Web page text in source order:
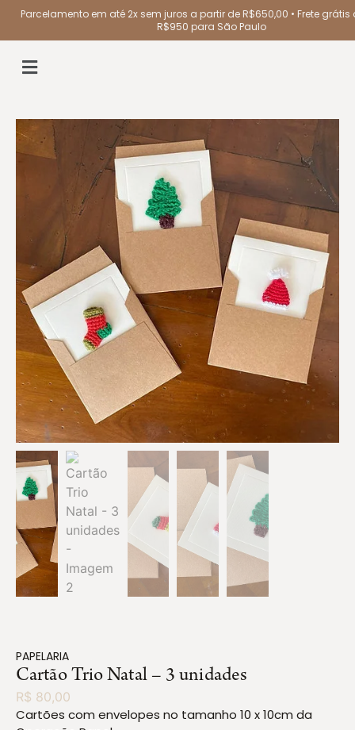
Parcelamento em até 2x sem juros a partir de R$650,00 • Frete grátis
R$950 para São Paulo
PAPELARIA
Cartão Trio Natal – 3 unidades
R$ 80,00
Cartões com envelopes no tamanho 10 x 10cm da